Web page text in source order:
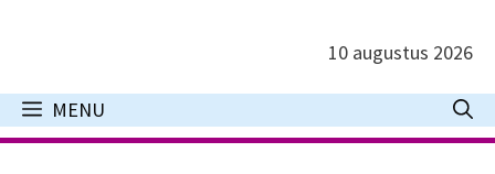
inhoud
10 augustus 2026
MENU